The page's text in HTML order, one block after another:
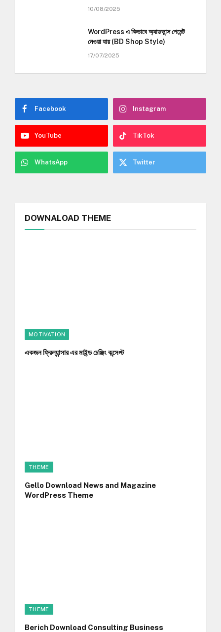
10/08/2025
WordPress এ কিভাবে অ্যাডভান্স পেমেন্ট
নেওয়া যায় (BD Shop Style)
17/07/2025
Facebook Instagram
YouTube TikTok
WhatsApp Twitter
DOWNALOAD THEME
MOTIVATION
একজন ফ্রিল্যান্সার এর মাইন্ড চেঞ্জিং কন্সেপ্ট
THEME
Gello Download News and Magazine
WordPress Theme
THEME
Berich Download Consulting Business